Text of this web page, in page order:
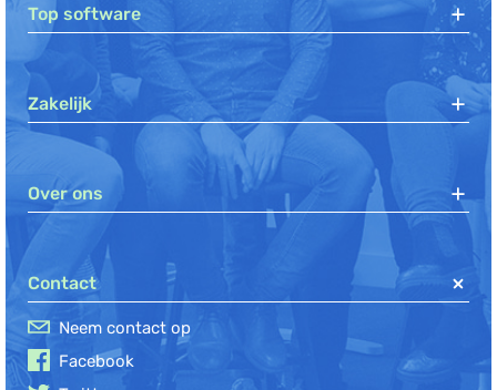
Top software
Zakelijk
Over ons
Contact
Neem contact op
Facebook